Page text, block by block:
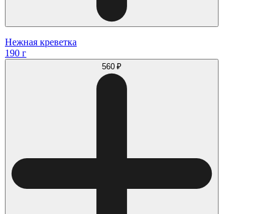
Нежная креветка
190 г
560 ₽